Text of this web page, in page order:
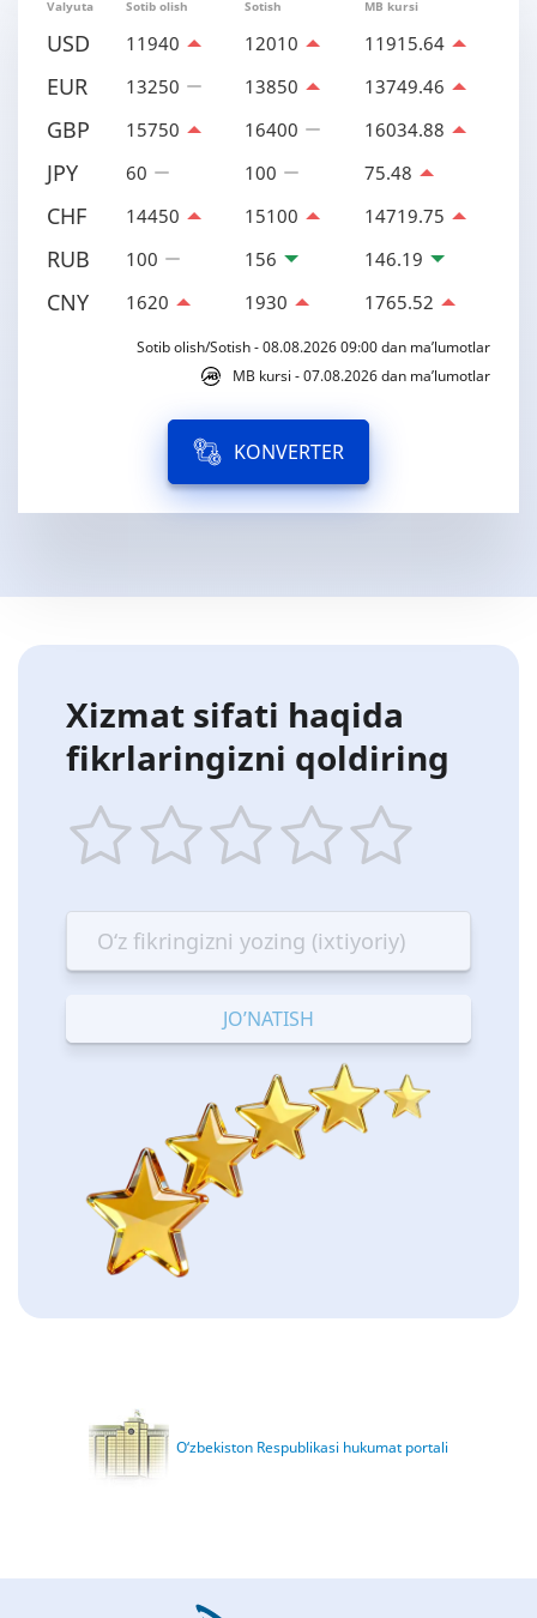
Valyuta Sotib olish Sotish MB kursi
USD 11940 12010 11915.64
EUR 13250 13850 13749.46
GBP 15750 16400 16034.88
JPY 60 100 75.48
CHF 14450 15100 14719.75
RUB 100 156 146.19
CNY 1620 1930 1765.52
Sotib olish/Sotish - 08.08.2026 09:00 dan ma’lumotlar
MB kursi - 07.08.2026 dan ma’lumotlar
KONVERTER
Xizmat sifati haqida
fikrlaringizni qoldiring
star
Terrible
stars
—
Bad
stars
—
OK
stars
—
Good
stars
—
Excellent
O‘zbekiston Respublikasi hukumat portali